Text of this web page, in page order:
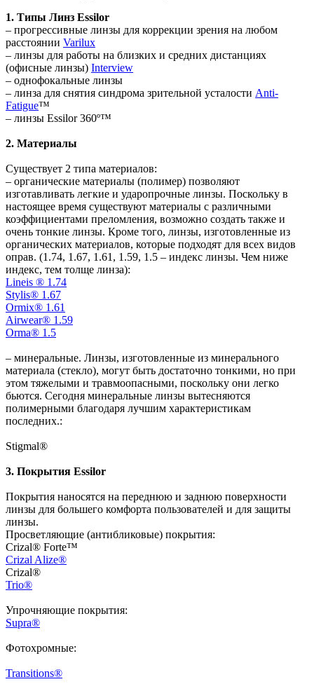
1. Типы Линз Essilor
– прогрессивные линзы для коррекции зрения на любом
расстоянии Varilux
– линзы для работы на близких и средних дистанциях
(офисные линзы) Interview
– однофокальные линзы
– линза для снятия синдрома зрительной усталости Anti-
Fatigue™
– линзы Essilor 360º™
2. Материалы
Существует 2 типа материалов:
– органические материалы (полимер) позволяют
изготавливать легкие и ударопрочные линзы. Поскольку в
настоящее время существуют материалы с различными
коэффициентами преломления, возможно создать также и
очень тонкие линзы. Кроме того, линзы, изготовленные из
органических материалов, которые подходят для всех видов
оправ. (1.74, 1.67, 1.61, 1.59, 1.5 – индекс линзы. Чем ниже
индекс, тем толще линза):
Lineis ® 1.74
Stylis® 1.67
Ormix® 1.61
Airwear® 1.59
Orma® 1.5
– минеральные. Линзы, изготовленные из минерального
материала (стекло), могут быть достаточно тонкими, но при
этом тяжелыми и травмоопасными, поскольку они легко
бьются. Сегодня минеральные линзы вытесняются
полимерными благодаря лучшим характеристикам
последних.:
Stigmal®
3. Покрытия Essilor
Покрытия наносятся на переднюю и заднюю поверхности
линзы для большего комфорта пользователей и для защиты
линзы.
Просветляющие (антибликовые) покрытия:
Crizal® Forte™
Crizal Alize®
Crizal®
Trio®
Упрочняющие покрытия:
Supra®
Фотохромные:
Transitions®